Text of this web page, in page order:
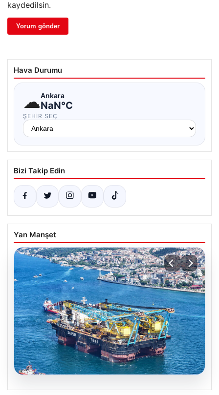
kaydedilsin.
Hava Durumu
☁Ankara
NaN°C
ŞEHIR SEÇ
Bizi Takip Edin
Yan Manşet